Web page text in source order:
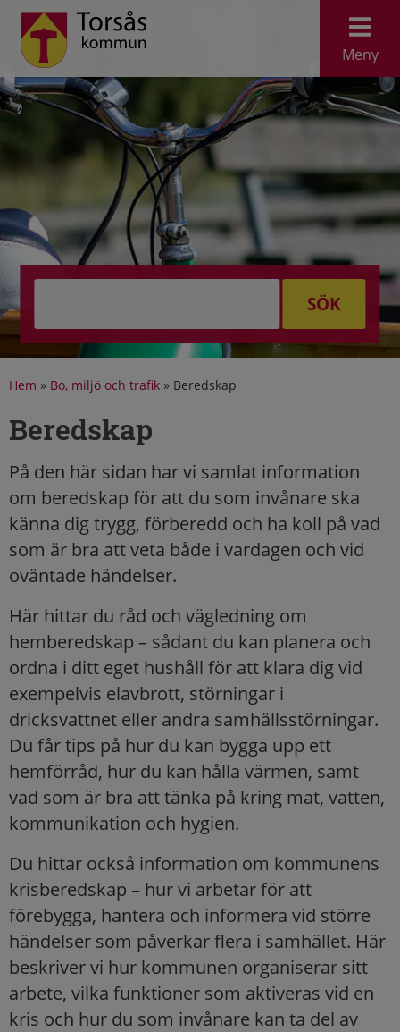
Meny
SÖK
Hem » Bo, miljö och trafik » Beredskap
Beredskap
På den här sidan har vi samlat information
om beredskap för att du som invånare ska
känna dig trygg, förberedd och ha koll på vad
som är bra att veta både i vardagen och vid
oväntade händelser.
Här hittar du råd och vägledning om
hemberedskap – sådant du kan planera och
ordna i ditt eget hushåll för att klara dig vid
exempelvis elavbrott, störningar i
dricksvattnet eller andra samhällsstörningar.
Du får tips på hur du kan bygga upp ett
hemförråd, hur du kan hålla värmen, samt
vad som är bra att tänka på kring mat, vatten,
kommunikation och hygien.
Du hittar också information om kommunens
krisberedskap – hur vi arbetar för att
förebygga, hantera och informera vid större
händelser som påverkar flera i samhället. Här
beskriver vi hur kommunen organiserar sitt
arbete, vilka funktioner som aktiveras vid en
kris och hur du som invånare kan ta del av